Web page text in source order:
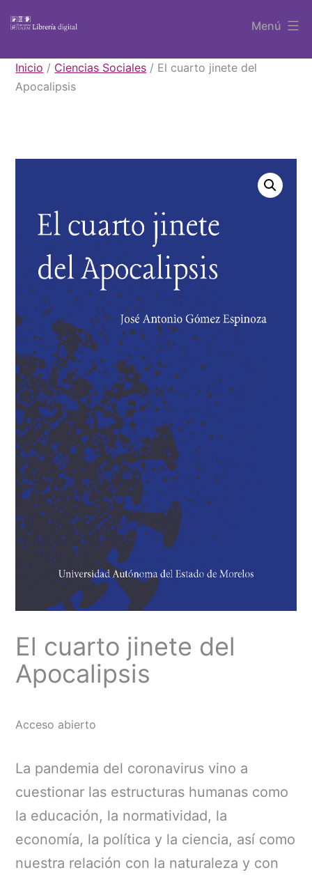
contenido
Libros
UAEM
Menú
Inicio / Ciencias Sociales / El cuarto jinete del
Apocalipsis
El cuarto jinete del
Apocalipsis
Acceso abierto
La pandemia del coronavirus vino a
cuestionar las estructuras humanas como
la educación, la normatividad, la
economía, la política y la ciencia, así como
nuestra relación con la naturaleza y con